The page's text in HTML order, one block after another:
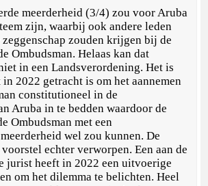
meerderheid (3/4) zou voor Aruba
zijn, waarbij ook andere leden
zouden krijgen bij de
Ombudsman. Helaas kan dat
in een Landsverordening. Het is
2022 getracht is om het aannemen
constitutioneel in de
Aruba in te bedden waardoor de
Ombudsman met een
wel zou kunnen. De
echter verworpen. Een aan de
jurist heeft in 2022 een uitvoerige
om het dilemma te belichten. Heel